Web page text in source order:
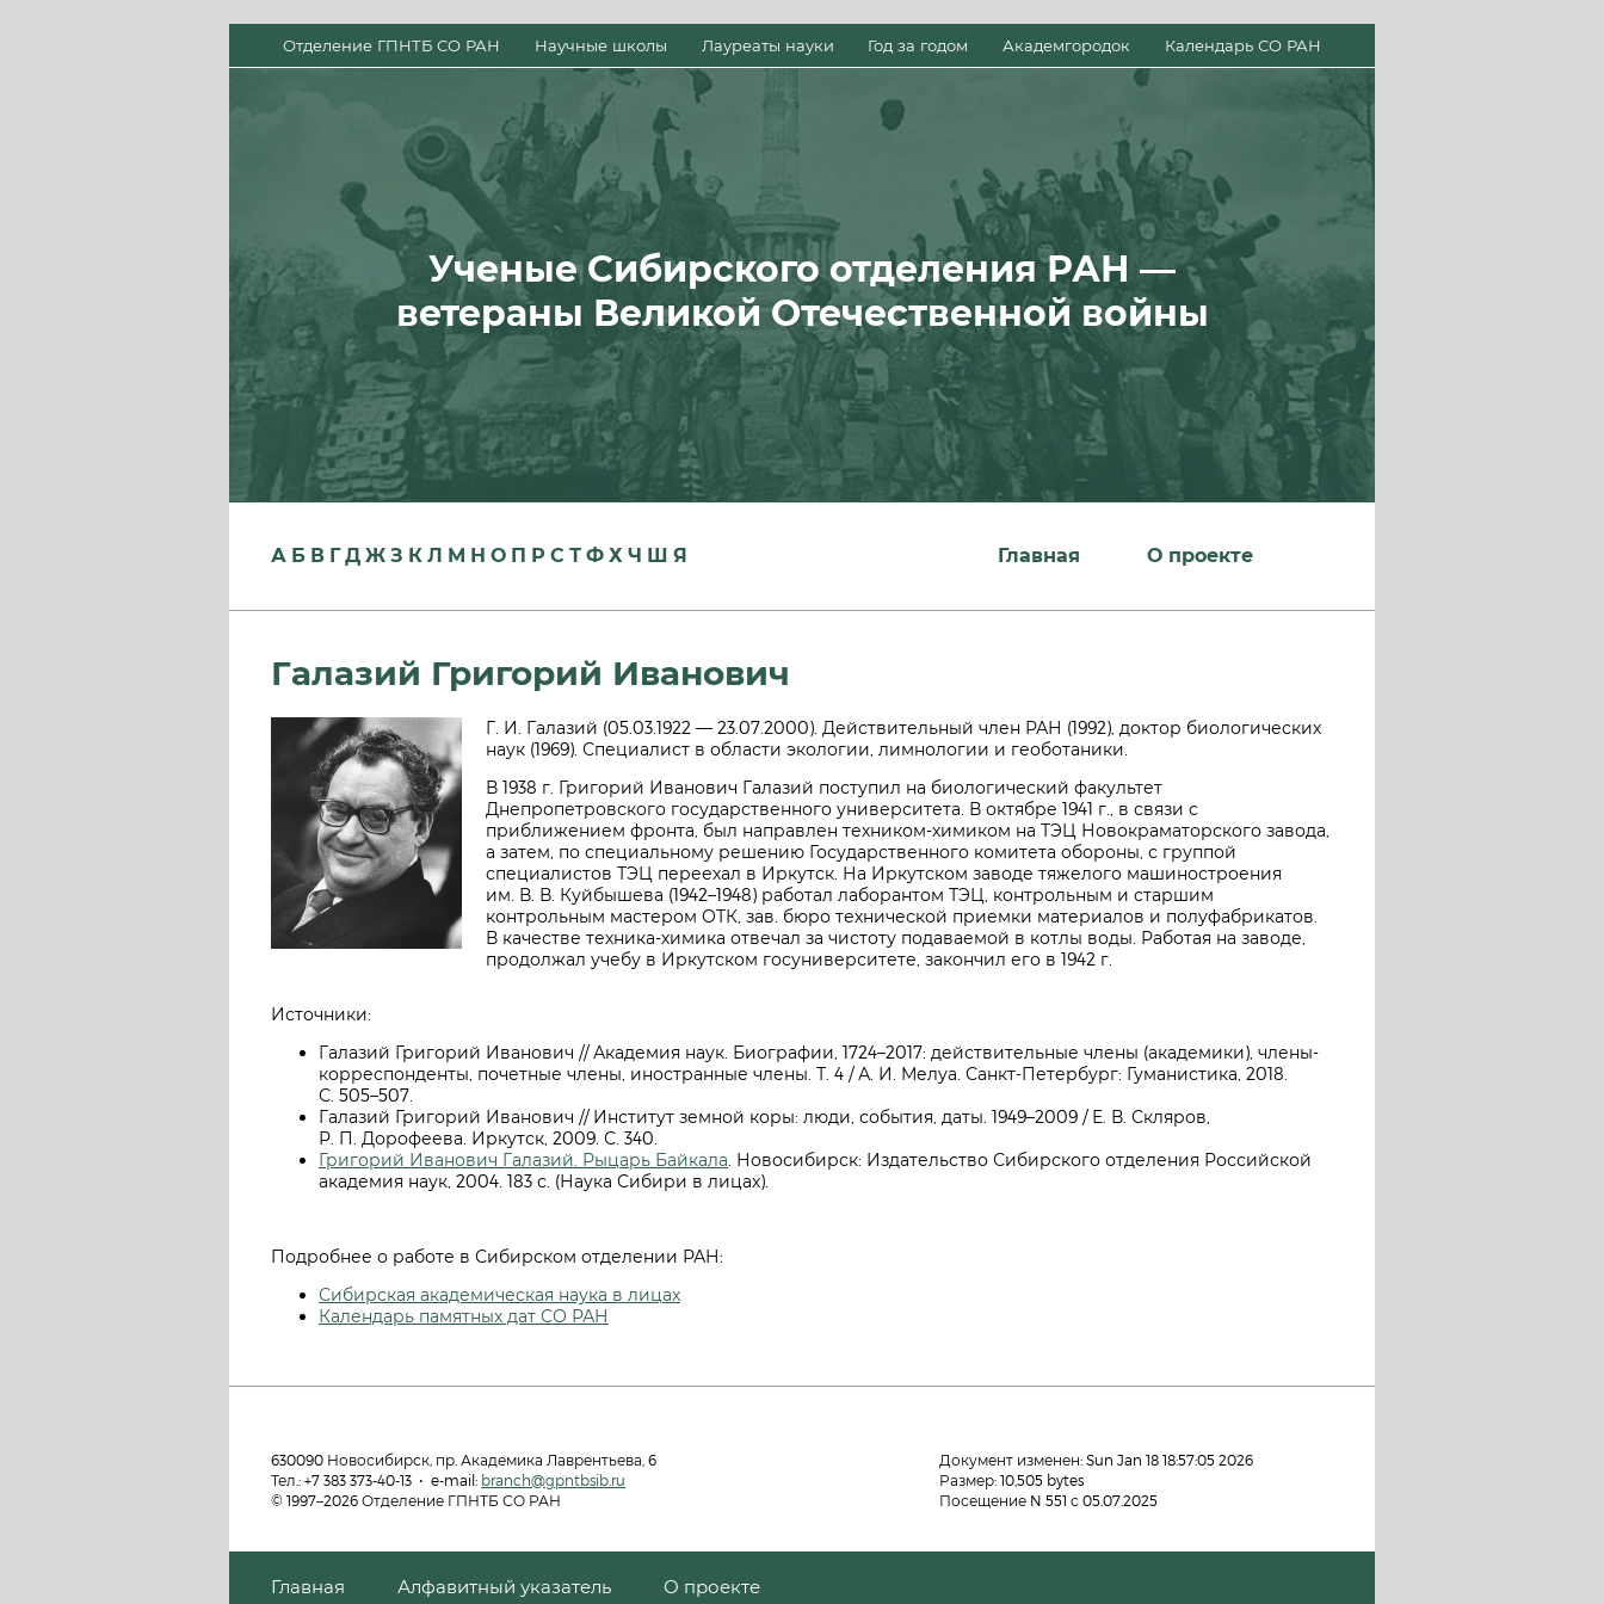
Отделение ГПНТБ СО РАН Научные школы Лауреаты науки Год за годом Академгородок Календарь СО РАН
Ученые Сибирского отделения РАН —
ветераны Великой Отечественной войны
А Б В Г Д Ж З К Л М Н О П Р С Т Ф Х Ч Ш Я Главная О проекте
Галазий Григорий Иванович
Г. И. Галазий (05.03.1922 — 23.07.2000). Действительный член РАН (1992), доктор биологических
наук (1969). Специалист в области экологии, лимнологии и геоботаники.
В 1938 г. Григорий Иванович Галазий поступил на биологический факультет
Днепропетровского государственного университета. В октябре 1941 г., в связи с
приближением фронта, был направлен техником-химиком на ТЭЦ Новокраматорского завода,
а затем, по специальному решению Государственного комитета обороны, с группой
специалистов ТЭЦ переехал в Иркутск. На Иркутском заводе тяжелого машиностроения
им. В. В. Куйбышева (1942–1948) работал лаборантом ТЭЦ, контрольным и старшим
контрольным мастером ОТК, зав. бюро технической приемки материалов и полуфабрикатов.
В качестве техника-химика отвечал за чистоту подаваемой в котлы воды. Работая на заводе,
продолжал учебу в Иркутском госуниверситете, закончил его в 1942 г.
Источники:
Галазий Григорий Иванович // Академия наук. Биографии, 1724–2017: действительные члены (академики), члены-
корреспонденты, почетные члены, иностранные члены. Т. 4 / А. И. Мелуа. Санкт-Петербург: Гуманистика, 2018.
С. 505–507.
Галазий Григорий Иванович // Институт земной коры: люди, события, даты. 1949–2009 / Е. В. Скляров,
Р. П. Дорофеева. Иркутск, 2009. С. 340.
Григорий Иванович Галазий. Рыцарь Байкала . Новосибирск: Издательство Сибирского отделения Российской
академия наук, 2004. 183 с. (Наука Сибири в лицах).
Подробнее о работе в Сибирском отделении РАН:
Сибирская академическая наука в лицах
Календарь памятных дат СО РАН
630090 Новосибирск, пр. Академика Лаврентьева, 6
Тел.: +7 383 373-40-13 • e-mail: branch@gpntbsib.ru
© 1997–2026 Отделение ГПНТБ СО РАН
Документ изменен: Sun Jan 18 18:57:05 2026
Размер: 10,505 bytes
Посещение N 551 с 05.07.2025
Главная Алфавитный указатель О проекте